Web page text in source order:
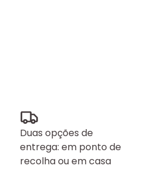
Duas opções de
entrega: em ponto de
recolha ou em casa